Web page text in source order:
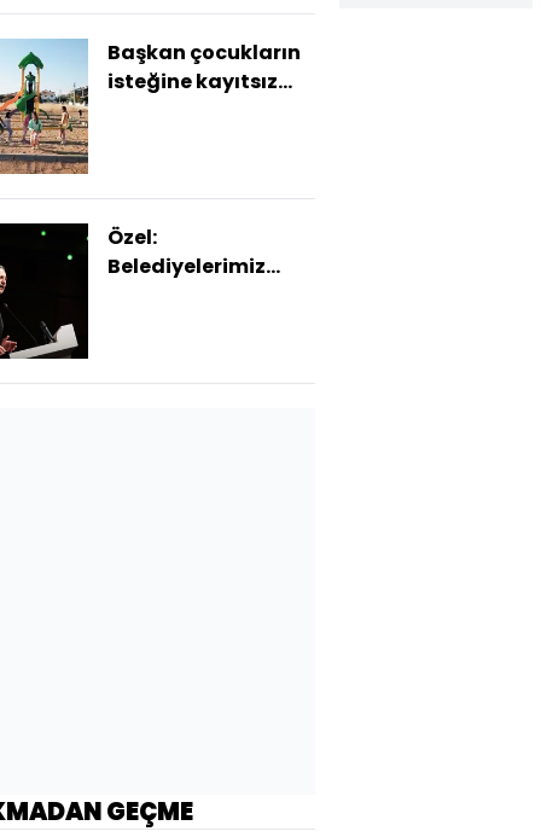
Başkan çocukların
isteğine kayıtsız
Özel:
Belediyelerimiz
GEÇME